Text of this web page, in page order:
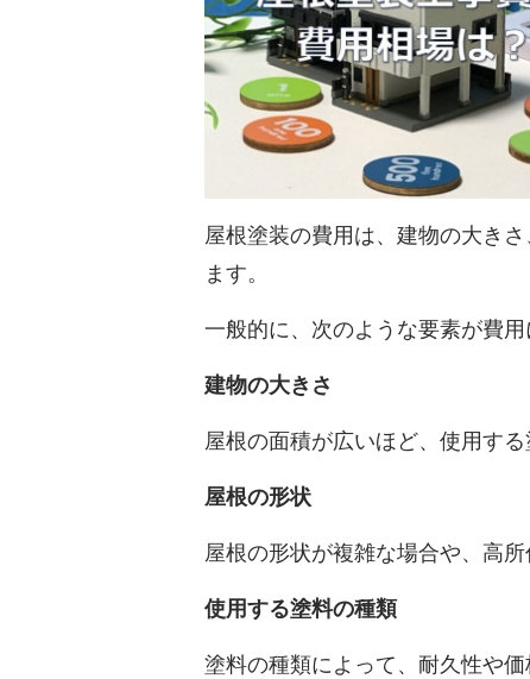
屋根塗装の費用は、建物の大き
ます。
一般的に、次のような要素が費用
建物の大きさ
屋根の面積が広いほど、使用す
屋根の形状
屋根の形状が複雑な場合や、高
使用する塗料の種類
塗料の種類によって、耐久性や価